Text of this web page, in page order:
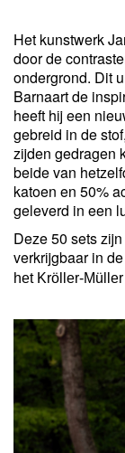
Het kunstwerk
door de
ondergrond. Dit
Barnaart de
heeft hij een
gebreid in de
zijden gedragen
beide van
katoen en 50%
geleverd in een
Deze 50 sets
verkrijgbaar in
het Kröller-